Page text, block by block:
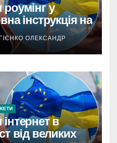
у
інструкція на
ОЛЕКСАНДР
в
від великих